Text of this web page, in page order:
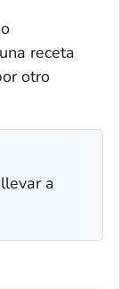
receta
otro
a